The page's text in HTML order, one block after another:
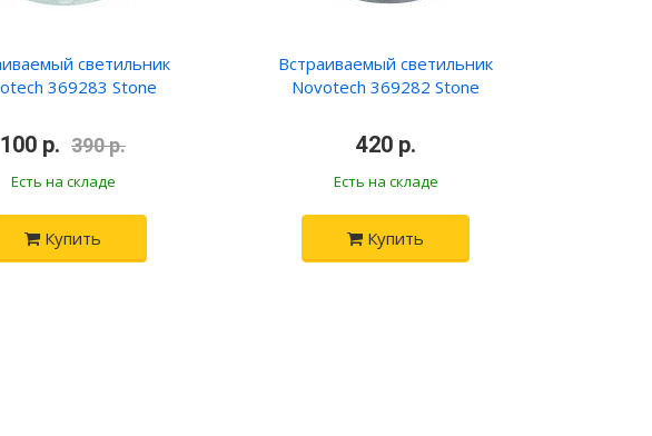
светильник
369283 Stone
100 р. 390 р.
Есть на складе
Купить
Встраиваемый светильник
Novotech 369282 Stone
420 р.
Есть на складе
Купить